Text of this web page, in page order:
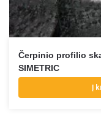
Čerpinio profilio
SIMETRIC
Į